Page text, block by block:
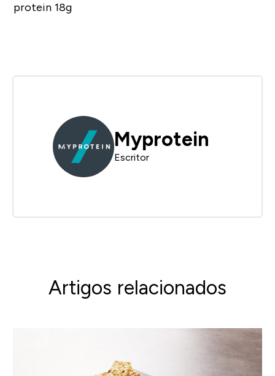
protein 18g
Myprotein
Escritor
Artigos relacionados